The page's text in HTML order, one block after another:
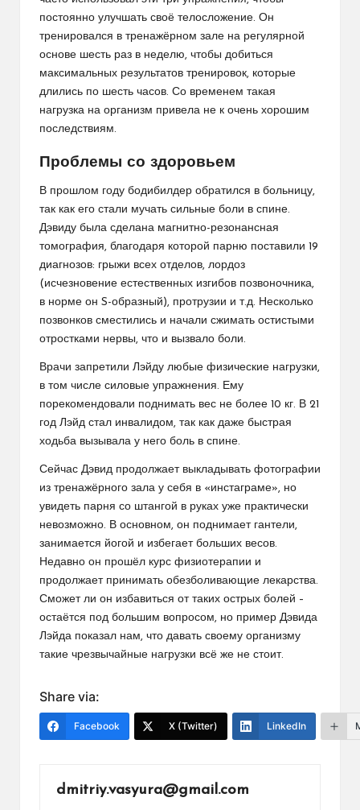
постоянно улучшать своё телосложение. Он
тренировался в тренажёрном зале на регулярной
основе шесть раз в неделю, чтобы добиться
максимальных результатов тренировок, которые
длились по шесть часов. Со временем такая
нагрузка на организм привела не к очень хорошим
последствиям.
Проблемы со здоровьем
В прошлом году бодибилдер обратился в больницу,
так как его стали мучать сильные боли в спине.
Дэвиду была сделана магнитно-резонансная
томография, благодаря которой парню поставили 19
диагнозов: грыжи всех отделов, лордоз
(исчезновение естественных изгибов позвоночника,
в норме он S-образный), протрузии и т.д. Несколько
позвонков сместились и начали сжимать остистыми
отростками нервы, что и вызвало боли.
Врачи запретили Лэйду любые физические нагрузки,
в том числе силовые упражнения. Ему
порекомендовали поднимать вес не более 10 кг. В 21
год Лэйд стал инвалидом, так как даже быстрая
ходьба вызывала у него боль в спине.
Сейчас Дэвид продолжает выкладывать фотографии
из тренажёрного зала у себя в «инстаграме», но
увидеть парня со штангой в руках уже практически
невозможно. В основном, он поднимает гантели,
занимается йогой и избегает больших весов.
Недавно он прошёл курс физиотерапии и
продолжает принимать обезболивающие лекарства.
Сможет ли он избавиться от таких острых болей –
остаётся под большим вопросом, но пример Дэвида
Лэйда показал нам, что давать своему организму
такие чрезвычайные нагрузки всё же не стоит.
Share via:
Facebook X (Twitter) LinkedIn
dmitriy.vasyura@gmail.com